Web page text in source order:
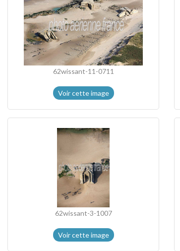
62wissant-11-0711
Voir cette image
62wissant-3-1007
Voir cette image